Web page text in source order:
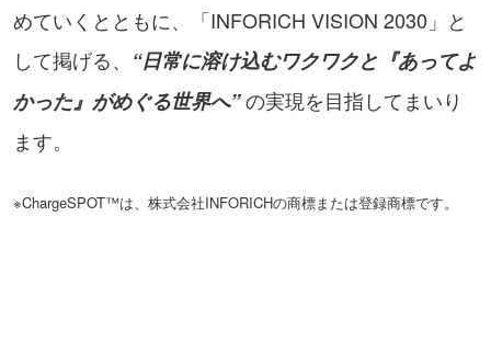
めていくとともに、「INFORICH VISION 2030」と
して掲げる、 “日常に溶け込むワクワクと『あってよ
かった』がめぐる世界へ”の実現を目指してまいり
ます。
※ChargeSPOT™は、株式会社INFORICHの商標または登録商標です。